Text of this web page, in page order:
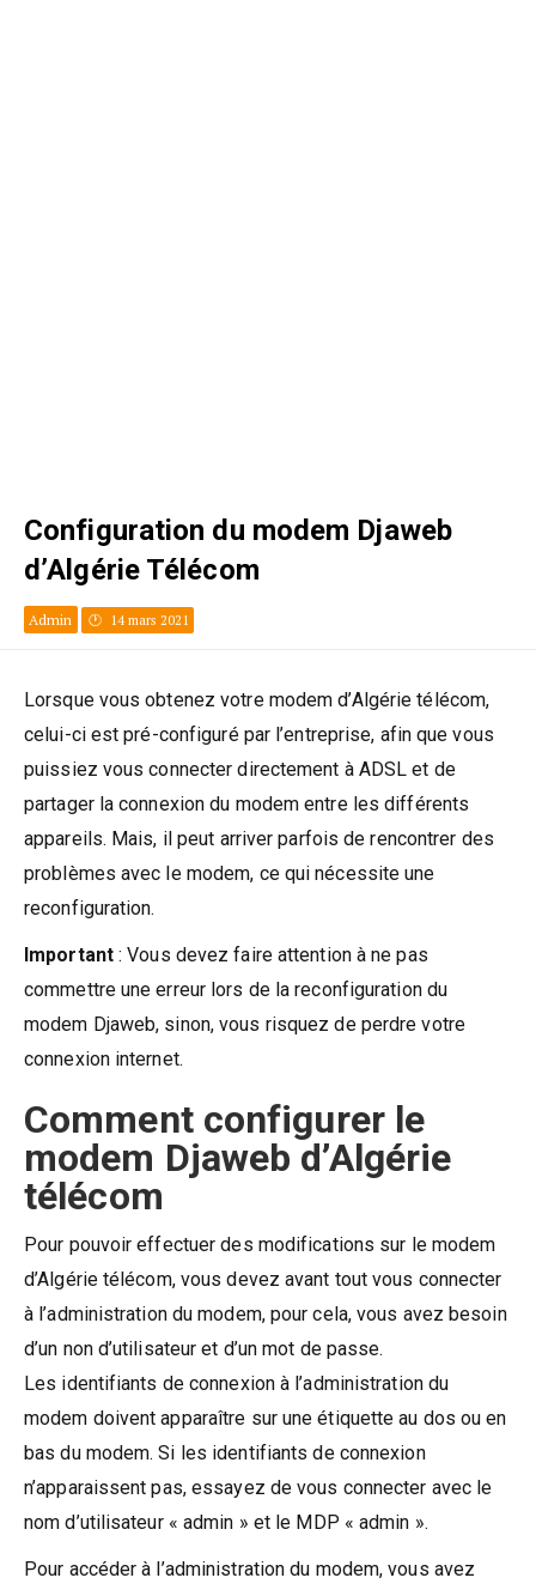
Configuration du modem Djaweb
d’Algérie Télécom
Admin 14 mars 2021
Lorsque vous obtenez votre modem d’Algérie télécom,
celui-ci est pré-configuré par l’entreprise, afin que vous
puissiez vous connecter directement à ADSL et de
partager la connexion du modem entre les différents
appareils. Mais, il peut arriver parfois de rencontrer des
problèmes avec le modem, ce qui nécessite une
reconfiguration.
Important: Vous devez faire attention à ne pas
commettre une erreur lors de la reconfiguration du
modem Djaweb, sinon, vous risquez de perdre votre
connexion internet.
Comment configurer le
modem Djaweb d’Algérie
télécom
Pour pouvoir effectuer des modifications sur le modem
d’Algérie télécom, vous devez avant tout vous connecter
à l’administration du modem, pour cela, vous avez besoin
d’un non d’utilisateur et d’un mot de passe.
Les identifiants de connexion à l’administration du
modem doivent apparaître sur une étiquette au dos ou en
bas du modem. Si les identifiants de connexion
n’apparaissent pas, essayez de vous connecter avec le
nom d’utilisateur « admin » et le MDP « admin ».
Pour accéder à l’administration du modem, vous avez